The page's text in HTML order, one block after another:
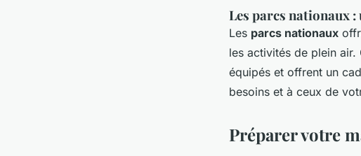
Les parcs nationaux
Les parcs nationaux
les activités de plein
équipés et offrent un
besoins et à ceux de
Préparer votre